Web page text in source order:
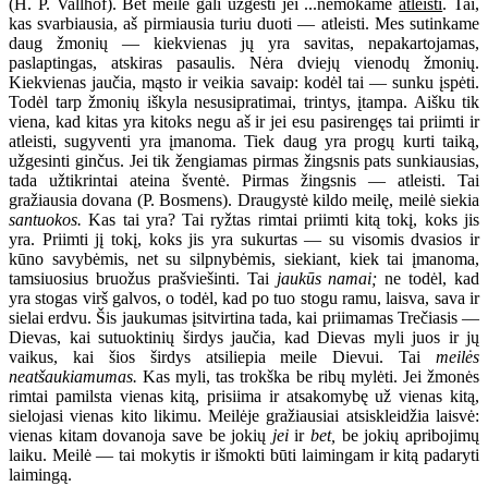
kas svarbiausia, aš pirmiausia turiu duoti — atleisti. Mes sutinkame
daug žmonių — kiekvienas jų yra savitas, nepakartojamas,
paslaptingas, atskiras pasaulis. Nėra dviejų vienodų žmonių.
Kiekvienas jaučia, mąsto ir veikia savaip: kodėl tai — sunku įspėti.
Todėl tarp žmonių iškyla nesusipratimai, trintys, įtampa. Aišku tik
viena, kad kitas yra kitoks negu aš ir jei esu pasirengęs tai priimti ir
atleisti, sugyventi yra įmanoma. Tiek daug yra progų kurti taiką,
užgesinti ginčus. Jei tik žengiamas pirmas žingsnis pats sunkiausias,
tada užtikrintai ateina šventė. Pirmas žingsnis — atleisti. Tai
gražiausia dovana (P. Bosmens). Draugystė kildo meilę, meilė siekia
santuokos. Kas tai yra? Tai ryžtas rimtai priimti kitą tokį, koks jis
yra. Priimti jį tokį, koks jis yra sukurtas — su visomis dvasios ir
kūno savybėmis, net su silpnybėmis, siekiant, kiek tai įmanoma,
tamsiuosius bruožus prašviešinti. Tai jaukūs namai; ne todėl, kad
yra stogas virš galvos, o todėl, kad po tuo stogu ramu, laisva, sava ir
sielai erdvu. Šis jaukumas įsitvirtina tada, kai priimamas Trečiasis —
Dievas, kai sutuoktinių širdys jaučia, kad Dievas myli juos ir jų
vaikus, kai šios širdys atsiliepia meile Dievui. Tai meilės
neatšaukiamumas. Kas myli, tas trokška be ribų mylėti. Jei žmonės
rimtai pamilsta vienas kitą, prisiima ir atsakomybę už vienas kitą,
sielojasi vienas kito likimu. Meilėje gražiausiai atsiskleidžia laisvė:
vienas kitam dovanoja save be jokių jeiirbet, be jokių apribojimų
laiku. Meilė — tai mokytis ir išmokti būti laimingam ir kitą padaryti
laimingą.